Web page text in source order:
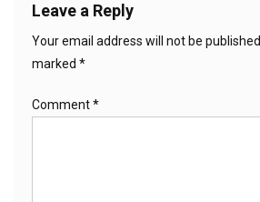
Leave a Reply
Your email address will not be published.
marked *
Comment*